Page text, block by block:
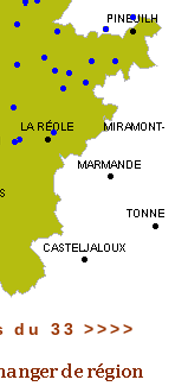
33 >>>>